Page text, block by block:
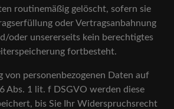
routinemäßig gelöscht, sofern sie
oder Vertragsanbahnung
oder unsererseits kein berechtigtes
fortbesteht.
von personenbezogenen Daten auf
Abs. 1 lit. f DSGVO werden diese
bis Sie Ihr Widerspruchsrecht